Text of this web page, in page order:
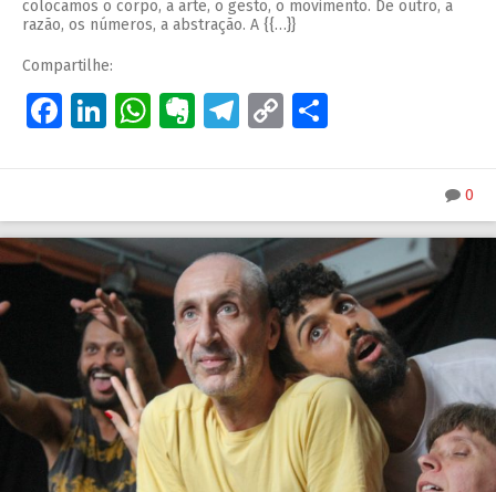
colocamos o corpo, a arte, o gesto, o movimento. De outro, a
razão, os números, a abstração. A {{…}}
Compartilhe:
Facebook
LinkedIn
WhatsApp
Evernote
Telegram
Copy
0